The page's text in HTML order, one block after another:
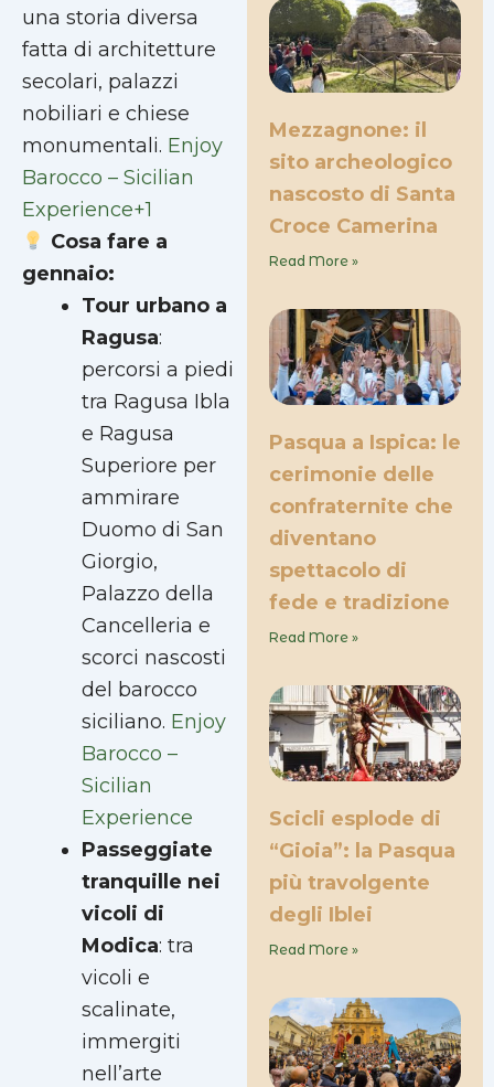
una storia diversa
fatta di architetture
secolari, palazzi
nobiliari e chiese
monumentali. Enjoy
Barocco – Sicilian
Experience+1
Cosa fare a
gennaio:
Tour urbano a
Ragusa:
percorsi a piedi
tra Ragusa Ibla
e Ragusa
Superiore per
ammirare
Duomo di San
Giorgio,
Palazzo della
Cancelleria e
scorci nascosti
del barocco
siciliano. Enjoy
Barocco –
Sicilian
Experience
Passeggiate
tranquille nei
vicoli di
Modica: tra
vicoli e
scalinate,
immergiti
nell’arte
Mezzagnone: il
sito archeologico
nascosto di Santa
Croce Camerina
Read More »
Pasqua a Ispica: le
cerimonie delle
confraternite che
diventano
spettacolo di
fede e tradizione
Read More »
Scicli esplode di
“Gioia”: la Pasqua
più travolgente
degli Iblei
Read More »